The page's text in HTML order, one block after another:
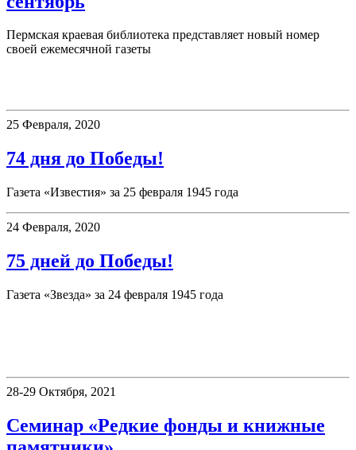
Пермская краевая библиотека представляет новый номер
своей ежемесячной газеты
25 Февраля, 2020
74 дня до Победы!
Газета «Известия» за 25 февраля 1945 года
24 Февраля, 2020
75 дней до Победы!
Газета «Звезда» за 24 февраля 1945 года
28-29 Октября, 2021
Семинар «Редкие фонды и книжные